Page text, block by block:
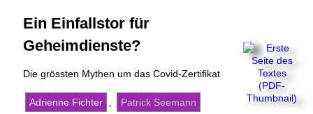
Ein Einfallstor für
Geheimdienste?
Die grössten Mythen um das Covid-Zertifikat
Adrienne Fichter Patrick Seemann